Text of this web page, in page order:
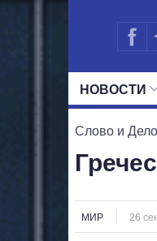
НОВОСТИ
Слово и Дело
МИР 26